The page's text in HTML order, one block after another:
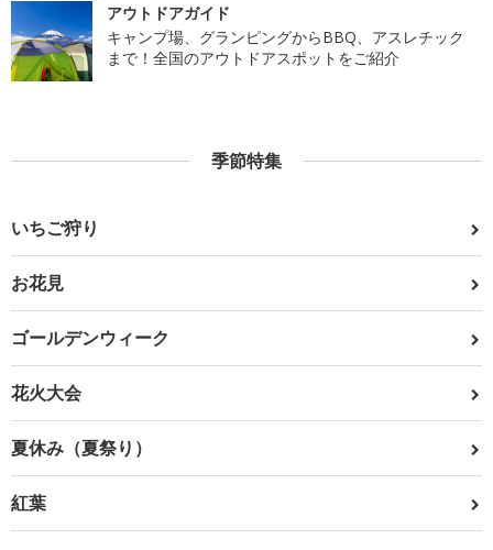
アウトドアガイド
キャンプ場、グランピングからBBQ、アスレチック
まで！全国のアウトドアスポットをご紹介
季節特集
いちご狩り
お花見
ゴールデンウィーク
花火大会
夏休み（夏祭り）
紅葉